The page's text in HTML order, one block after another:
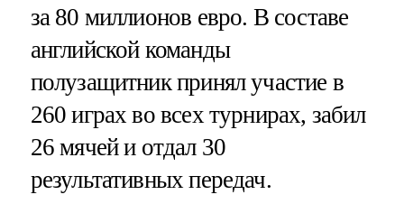
за 80 миллионов евро. В составе
английской команды
полузащитник принял участие в
260 играх во всех турнирах, забил
26 мячей и отдал 30
результативных передач.